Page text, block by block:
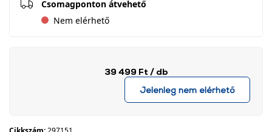
Csomagponton átvehető
Nem elérhető
39 499 Ft / db
Jelenleg nem elérhető